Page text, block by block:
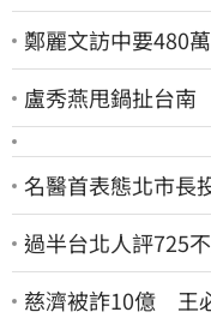
鄭麗文訪中要480
盧秀燕甩鍋扯台
名醫首表態北市長
過半台北人評725
慈濟被詐10億 王